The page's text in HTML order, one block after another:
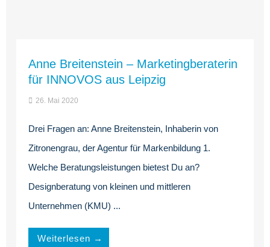
Anne Breitenstein – Marketingberaterin
für INNOVOS aus Leipzig
26. Mai 2020
Drei Fragen an: Anne Breitenstein, Inhaberin von
Zitronengrau, der Agentur für Markenbildung 1.
Welche Beratungsleistungen bietest Du an?
Designberatung von kleinen und mittleren
Unternehmen (KMU) ...
Weiterlesen →